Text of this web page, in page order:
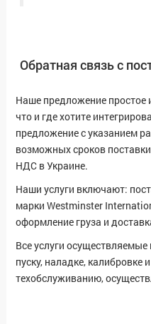
Обратная связь с
Наше предложение
что и где хотите
предложение с указанием
возможных сроков
НДС в Украине.
Наши услуги включают:
марки Westminster
оформление груза и
Все услуги
пуску, наладке,
техобслуживанию,